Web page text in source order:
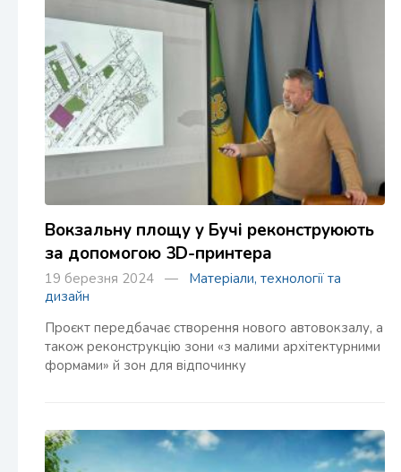
Вокзальну площу у Бучі реконструюють
за допомогою 3D-принтера
19 березня 2024 — Матеріали, технології та
дизайн
Проєкт передбачає створення нового автовокзалу, а
також реконструкцію зони «з малими архітектурними
формами» й зон для відпочинку